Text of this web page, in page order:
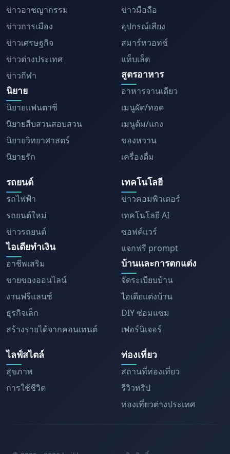
ข่าวอาชญากรรม
ข่าวการเมือง
ข่าวเศรษฐกิจ
ข่าวต่างประเทศ
ข่าวกีฬา
นิยาย
นิยายแฟนตาซี
นิยายสืบสวนสอบสวน
นิยายวิทยาศาสตร์
นิยายรัก
ข่าวมือถือ
อุปกรณ์เสียง
สมาร์ทวอทช์
แท็บเล็ต
สูตรอาหาร
อาหารจานเดียว
เมนูผัด/ทอด
เมนูต้ม/แกง
ของหวาน
เครื่องดื่ม
รถยนต์
รถไฟฟ้า
รถยนต์ใหม่
ข่าวรถยนต์
ไอเดียทำเงิน
อาชีพเสริม
ขายของออนไลน์
งานฟรีแลนซ์
ธุรกิจเล็ก
สร้างรายได้จากคอนเทนต์
เทคโนโลยี
ข่าวคอมพิวเตอร์
เทคโนโลยี AI
ซอฟต์แวร์
แจกฟรี prompt
บ้านและการตกแต่ง
จัดระเบียบบ้าน
ไอเดียแต่งบ้าน
DIY ซ่อมแซม
เฟอร์นิเจอร์
ไลฟ์สไตล์
สุขภาพ
การใช้ชีวิต
ท่องเที่ยว
สถานที่ท่องเที่ยว
รีวิวทริป
ท่องเที่ยวต่างประเทศ